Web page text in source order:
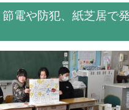
電や防犯、紙芝居で